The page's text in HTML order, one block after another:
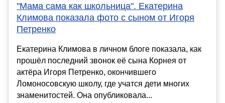
"Мама сама как школьница". Екатерина
Климова показала фото с сыном от Игоря
Петренко
Екатерина Климова в личном блоге показала, как
прошёл последний звонок её сына Корнея от
актёра Игоря Петренко, окончившего
Ломоносовскую школу, где учатся дети многих
знаменитостей. Она опубликовала...